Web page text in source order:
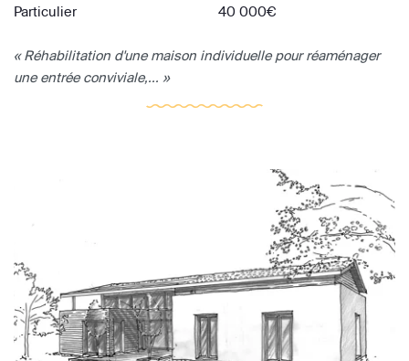
Particulier
40 000€
« Réhabilitation d'une maison individuelle pour réaménager
une entrée conviviale,... »